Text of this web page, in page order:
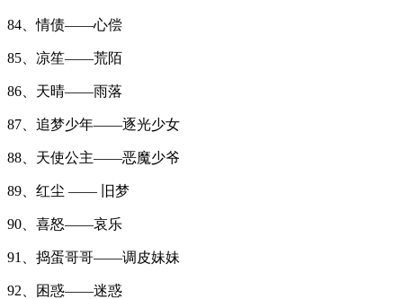
84、情债——心偿
85、凉笙——荒陌
86、天晴——雨落
87、追梦少年——逐光少女
88、天使公主——恶魔少爷
89、红尘 —— 旧梦
90、喜怒——哀乐
91、捣蛋哥哥——调皮妹妹
92、困惑——迷惑